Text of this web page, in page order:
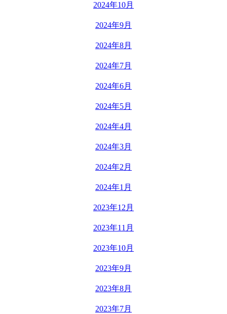
2024年10月
2024年9月
2024年8月
2024年7月
2024年6月
2024年5月
2024年4月
2024年3月
2024年2月
2024年1月
2023年12月
2023年11月
2023年10月
2023年9月
2023年8月
2023年7月